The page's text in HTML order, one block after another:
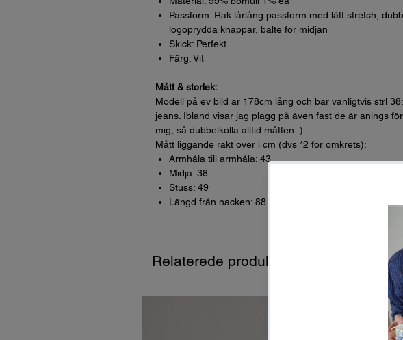
Passform: Rak lårlång passform med lätt stretch,
logoprydda knappar, bälte för midjan
Skick: Perfekt
Färg: Vit
Mått & storlek:
Modell på ev bild är 178cm lång och bär vanligtvis strl
jeans. Ibland visar jag plagg på även fast de är anings
mig, så dubbelkolla alltid måtten :)
Mått liggande rakt över i cm (dvs *2 för omkrets):
Armhåla till armhåla: 43
Midja: 38
Stuss: 49
Längd från nacken: 88
Relaterede produkter